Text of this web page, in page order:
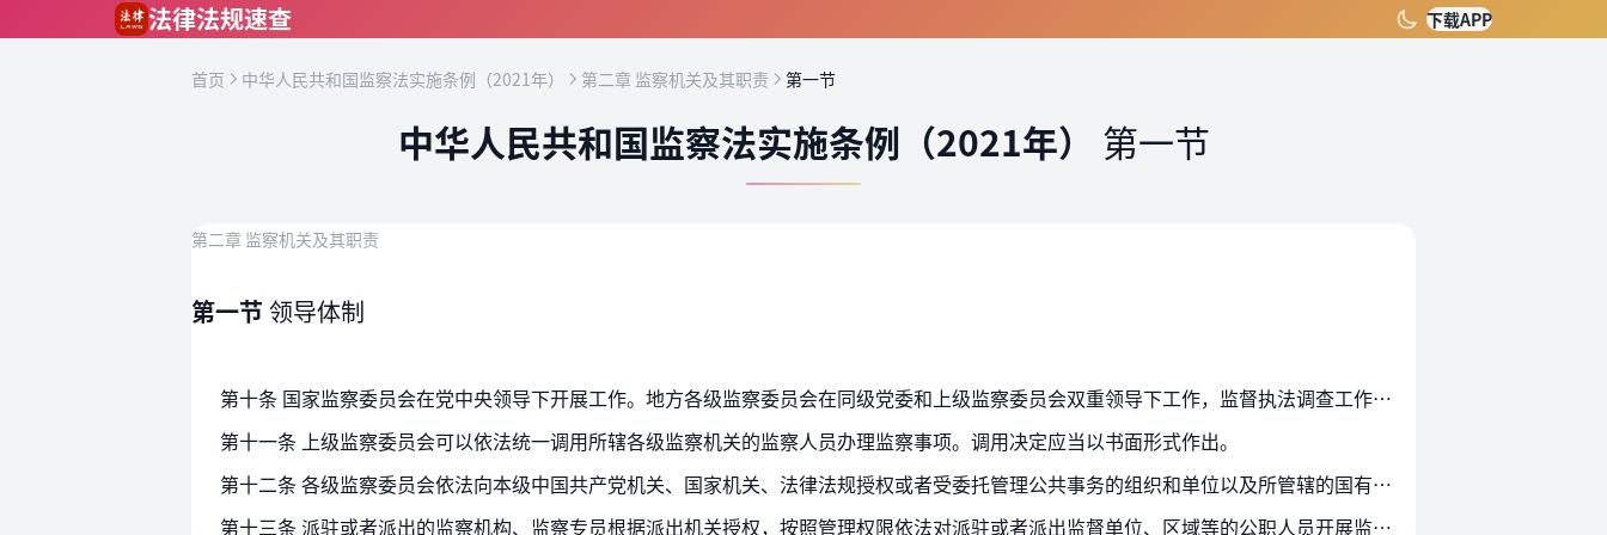
法律法规速查 下载APP
首页 中华人民共和国监察法实施条例（2021年） 第二章 监察机关及其职责 第一节
中华人民共和国监察法实施条例（2021年） 第一节
第二章 监察机关及其职责
第一节 领导体制
第十条 国家监察委员会在党中央领导下开展工作。地方各级监察委员会在同级党委和上级监察委员会双重领导下工作，监督执法调查工作以上级监察委员会领导为主，线索处置和案件查办在…
第十一条 上级监察委员会可以依法统一调用所辖各级监察机关的监察人员办理监察事项。调用决定应当以书面形式作出。
第十二条 各级监察委员会依法向本级中国共产党机关、国家机关、法律法规授权或者受委托管理公共事务的组织和单位以及所管辖的国有企业事业单位等派驻或者派出监察机构、监察专员。
第十三条 派驻或者派出的监察机构、监察专员根据派出机关授权，按照管理权限依法对派驻或者派出监督单位、区域等的公职人员开展监督，对职务违法和职务犯罪进行调查、处置。监察机构…